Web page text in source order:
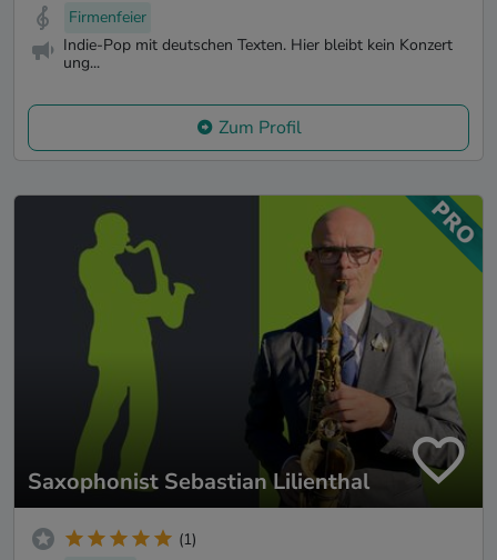
Firmenfeier
Indie-Pop mit deutschen Texten. Hier bleibt kein Konzert
ung...
Zum Profil
Saxophonist Sebastian Lilienthal
(1)